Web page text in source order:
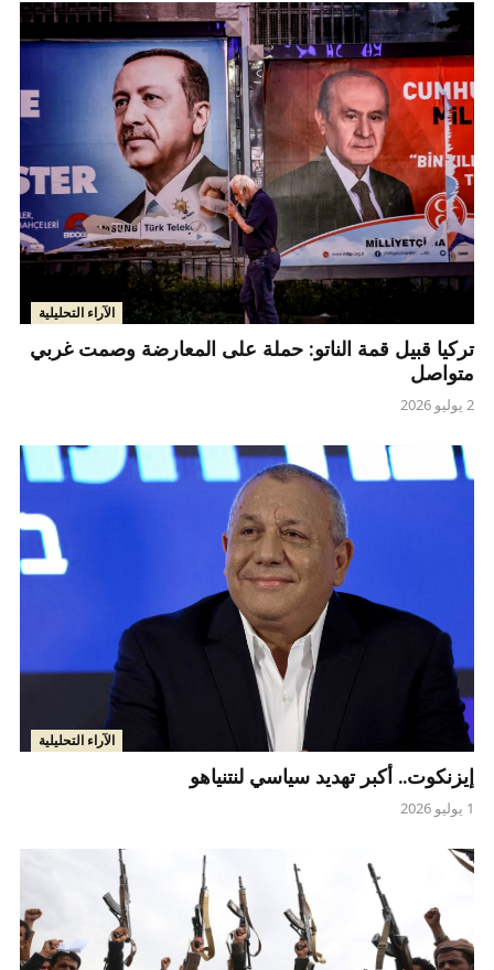
الآراء التحليلية
تركيا قبيل قمة الناتو: حملة على المعارضة وصمت غربي
متواصل
2 يوليو 2026
الآراء التحليلية
إيزنكوت.. أكبر تهديد سياسي لنتنياهو
1 يوليو 2026